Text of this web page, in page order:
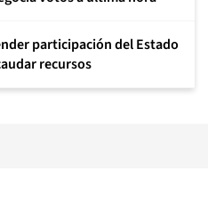
participación del Estado
recursos